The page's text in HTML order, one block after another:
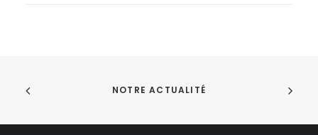
NOTRE ACTUALITÉ